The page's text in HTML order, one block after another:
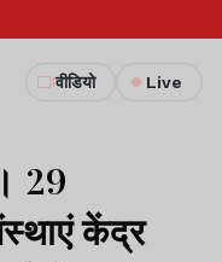
वीडियो Live
29
केंद्र